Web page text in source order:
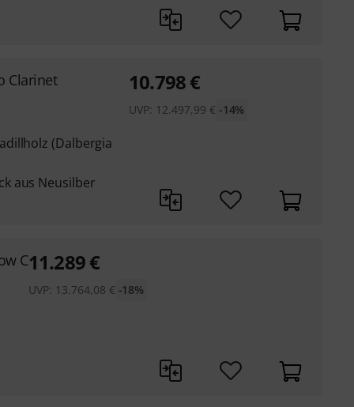
Clarinet
(Dalbergia
aus Neusilber
10.798€
UVP: 12.497,99 € -14%
C11.289€
UVP: 13.764,08 € -18%